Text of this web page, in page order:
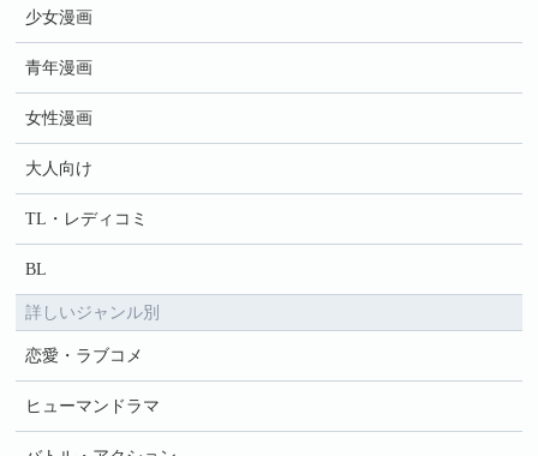
少女漫画
青年漫画
女性漫画
大人向け
TL・レディコミ
BL
詳しいジャンル別
恋愛・ラブコメ
ヒューマンドラマ